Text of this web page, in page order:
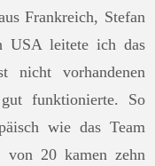
Frankreich, Stefan
USA leitete ich das
nicht vorhandenen
gut funktionierte. So
wie das Team
von 20 kamen zehn